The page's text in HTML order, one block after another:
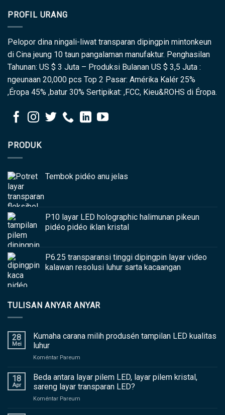
PROFIL URANG
Pelopor dina ningali-liwat transparan dipingpin mintonkeun
di Cina jeung 10 taun pangalaman manufaktur. Penghasilan
Tahunan: US $ 3 Juta – Produksi Bulanan US $ 3,5 Juta :
ngeunaan 20,000 pcs Top 2 Pasar: Amérika Kalér 25%
,Éropa 45% ,batur 30% Sertipikat: ,FCC, Kieu&ROHS di Éropa.
PRODUK
Tembok pidéo anu jelas
P10 layar LED holographic halimunan pikeun
pidéo pidéo iklan kristal
P6.25 transparansi tinggi dipingpin layar video
kalawan resolusi luhur sarta kacaangan
TULISAN ANYAR ANYAR
28
Mei
Kumaha carana milih produsén tampilan LED kualitas
luhur
Koméntar Pareum
carana
milih
produsén
18
Apr
Beda antara layar pilem LED, layar pilem kristal,
sareng layar transparan LED?
Koméntar Pareum